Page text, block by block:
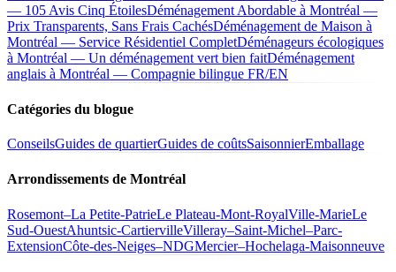
— 105 Avis Cinq ÉtoilesDéménagement Abordable à Montréal —
Prix Transparents, Sans Frais CachésDéménagement de Maison à
Montréal — Service Résidentiel CompletDéménageurs écologiques
à Montréal — Un déménagement vert bien faitDéménagement
anglais à Montréal — Compagnie bilingue FR/EN
Catégories du blogue
ConseilsGuides de quartierGuides de coûtsSaisonnierEmballage
Arrondissements de Montréal
Rosemont–La Petite-PatrieLe Plateau-Mont-RoyalVille-MarieLe
Sud-OuestAhuntsic-CartiervilleVilleray–Saint-Michel–Parc-
ExtensionCôte-des-Neiges–NDGMercier–Hochelaga-Maisonneuve